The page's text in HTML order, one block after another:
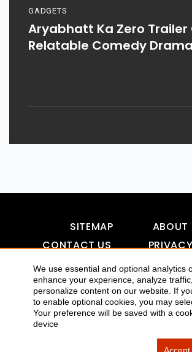
We use essential and optional analytics
enhance your experience, analyze
personalize content on our website. If
to enable optional cookies, you may
Your preference will be saved with a
device
GADGETS
Aryabhatt Ka Zero Trailer
Relatable Comedy Drama
SITEMAP
ABOUT
CONTACT US
DISCLAIMER
TOOL FOR
COPYRIGHTS 2015-2016